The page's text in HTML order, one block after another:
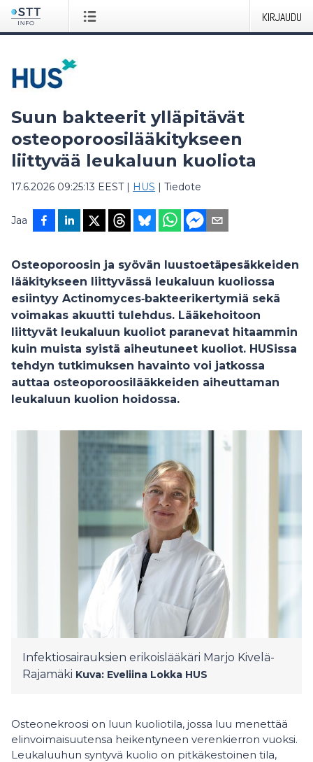
KIRJAUDU
Suun bakteerit ylläpitävät
osteoporoosilääkitykseen
liittyvää leukaluun kuoliota
17.6.2026 09:25:13 EEST| HUS | Tiedote
Jaa
Osteoporoosin ja syövän luustoetäpesäkkeiden
lääkitykseen liittyvässä leukaluun kuoliossa
esiintyy Actinomyces‑bakteerikertymiä sekä
voimakas akuutti tulehdus. Lääkehoitoon
liittyvät leukaluun kuoliot paranevat hitaammin
kuin muista syistä aiheutuneet kuoliot. HUSissa
tehdyn tutkimuksen havainto voi jatkossa
auttaa osteoporoosilääkkeiden aiheuttaman
leukaluun kuolion hoidossa.
Infektiosairauksien erikoislääkäri Marjo Kivelä-
Rajamäki Kuva: Eveliina Lokka HUS
Osteonekroosi on luun kuoliotila, jossa luu menettää
elinvoimaisuutensa heikentyneen verenkierron vuoksi.
Leukaluuhun syntyvä kuolio on pitkäkestoinen tila,